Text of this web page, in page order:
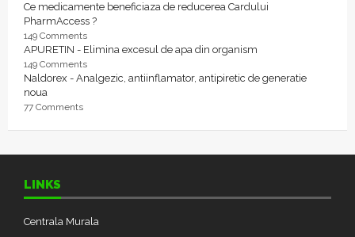
Ce medicamente beneficiaza de reducerea Cardului
PharmAccess ?
149 Comments
APURETIN - Elimina excesul de apa din organism
149 Comments
Naldorex - Analgezic, antiinflamator, antipiretic de generatie
noua
77 Comments
LINKS
Centrala Murala